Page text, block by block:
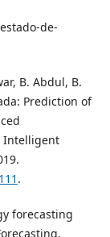
de-
B. Abdul, B.
Prediction of
Intelligent
.
forecasting